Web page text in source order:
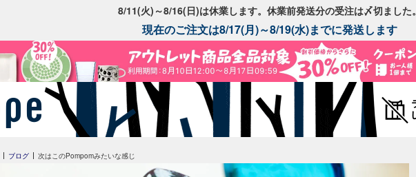
8/11(火)～8/16(日)は休業します。休業前発送分の受注は〆切ました。
現在のご注文は8/17(月)～8/19(水)までに発送します
ブログ 次はこのPompomみたいな感じ